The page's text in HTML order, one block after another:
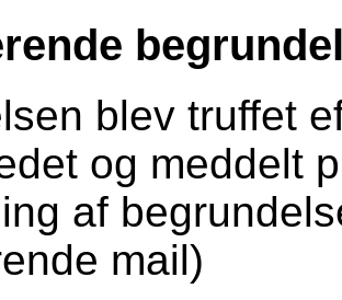
blev truffet
og meddelt
af
mail)